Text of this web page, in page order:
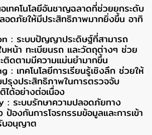
เทคโนโลยีอันชาญฉลาดที่ช่วยยกระดับ
อดภัยให้มีประสิทธิภาพมากยิ่งขึ้น อาทิ
: ระบบปัญญาประดิษฐ์ที่สามารถ
บหน้า ทะเบียนรถ และวัตถุต่างๆ ช่วย
ติดตามมีความแม่นยำมากขึ้น
: เทคโนโลยีการเรียนรู้เชิงลึก ช่วยให้
รุงประสิทธิภาพในการตรวจจับ
ด้อย่างต่อเนื่อง
ระบบรักษาความปลอดภัยทาง
ป้องกันการโจรกรรมข้อมูลและการเข้า
บอนุญาต